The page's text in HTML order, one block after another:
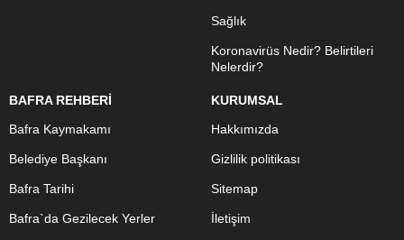
Sağlık
Koronavirüs Nedir? Belirtileri
Nelerdir?
BAFRA REHBERİ
Bafra Kaymakamı
Belediye Başkanı
Bafra Tarihi
Bafra`da Gezilecek Yerler
KURUMSAL
Hakkımızda
Gizlilik politikası
Sitemap
İletişim